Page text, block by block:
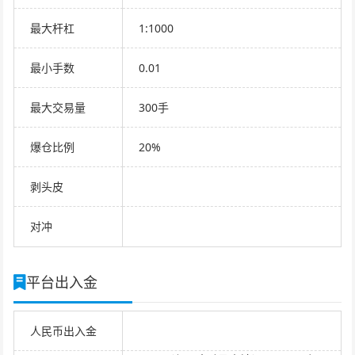
最大杆杠 1:1000
最小手数 0.01
最大交易量 300手
爆仓比例 20%
剥头皮
对冲
平台出入金
人民币出入金